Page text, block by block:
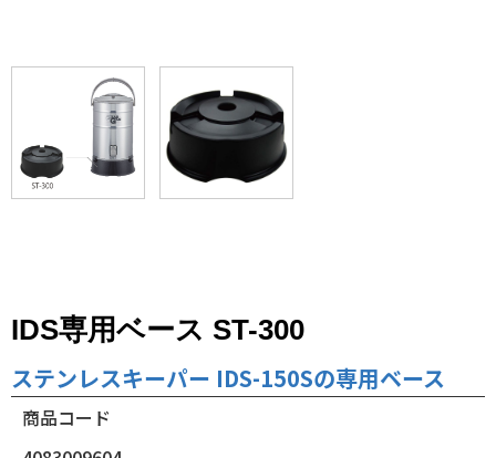
IDS専用ベース ST-300
ステンレスキーパー IDS-150Sの専用ベース
商品コード